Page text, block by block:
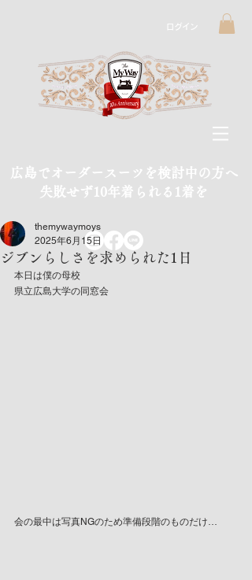
ログイン
広島でオーダースーツを検討中の方へ
​失敗せず10年着られる1着を
ジブンらしさを求められた1日
themywaymoys
2025年6月15日
本日は僕の母校
県立広島大学の同窓会
会の最中は写真NGのため準備段階のものだけ…